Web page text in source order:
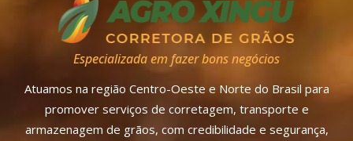
Especializada em fazer bons negócios
Atuamos na região Centro-Oeste e Norte do Brasil para
promover serviços de corretagem, transporte e
armazenagem de grãos, com credibilidade e segurança,